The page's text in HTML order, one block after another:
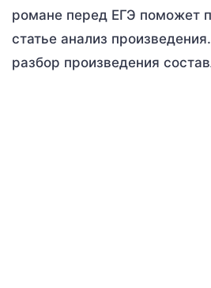
романе перед ЕГЭ поможет
статье анализ
разбор произведения